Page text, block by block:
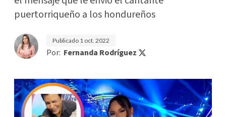
puertorriqueño a los hondureños
Publicado 1 oct. 2022
Por: Fernanda Rodríguez